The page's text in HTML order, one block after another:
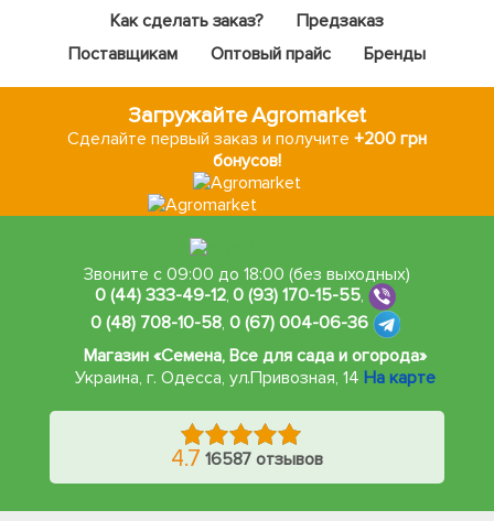
Как сделать заказ?
Предзаказ
Поставщикам
Оптовый прайс Бренды
Загружайте Agromarket
Сделайте первый заказ и получите +200 грн
бонусов!
Звоните с 09:00 до 18:00 (без выходных)
0 (44) 333-49-12,0 (93) 170-15-55,
0 (48) 708-10-58, 0 (67) 004-06-36
Магазин «Семена, Все для сада и огорода»
Украина, г. Одесса, ул.Привозная, 14 На карте
4.7 16587 отзывов